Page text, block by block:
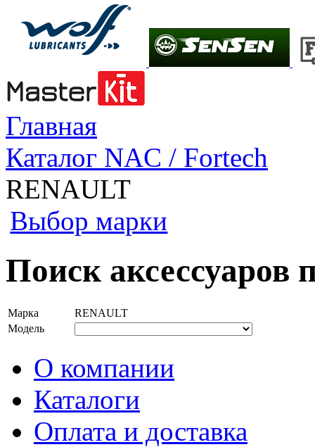
Главная
Каталог NAC / Fortech
RENAULT
Выбор марки
Поиск аксессуаров
Марка
RENAULT
Модель
О компании
Каталоги
Оплата и доставка